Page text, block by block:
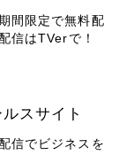
間限定で無料配
信はTVerで！
スサイト
信でビジネスを